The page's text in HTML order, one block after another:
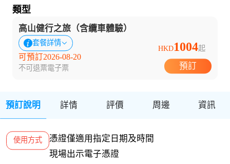
類型
高山健行之旅（含纜車體驗）
套餐詳情
可預訂2026-08-20
不可退票電子票
HKD1004起
預訂
預訂說明 詳情 評價 周邊 資訊
使用方式
憑證僅適用指定日期及時間
現場出示電子憑證